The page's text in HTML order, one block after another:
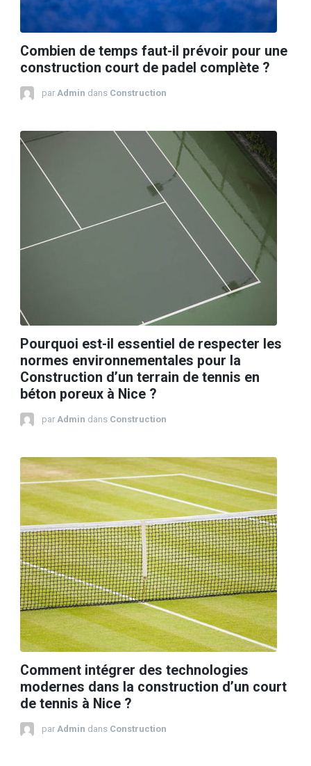
Combien de temps faut-il prévoir pour une
construction court de padel complète ?
par Admin dans Construction
Pourquoi est-il essentiel de respecter les
normes environnementales pour la
Construction d’un terrain de tennis en
béton poreux à Nice ?
par Admin dans Construction
Comment intégrer des technologies
modernes dans la construction d’un court
de tennis à Nice ?
par Admin dans Construction